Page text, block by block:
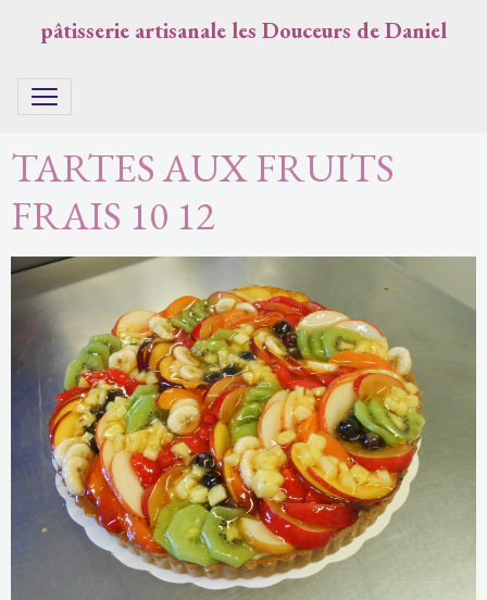
pâtisserie artisanale les Douceurs de Daniel
TARTES AUX FRUITS
FRAIS 10 12